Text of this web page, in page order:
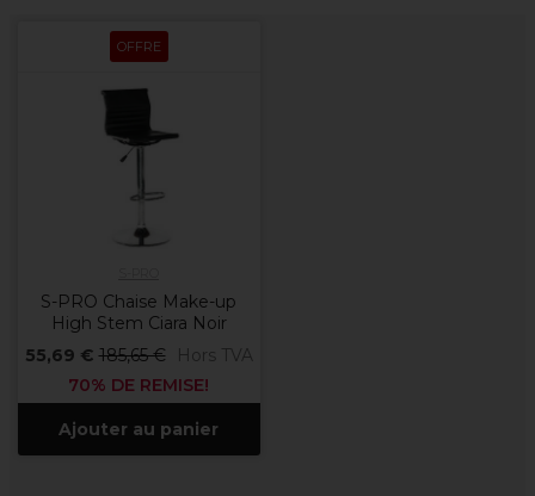
OFFRE
S-PRO Chaise Make-up
High Stem Ciara Noir
55,69 € 185,65 €
Hors TVA
70% DE REMISE!
Ajouter au panier